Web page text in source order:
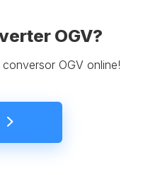
OGV?
OGV online!